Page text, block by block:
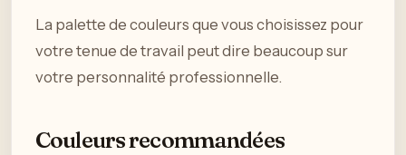
La palette de couleurs que vous choisissez pour
votre tenue de travail peut dire beaucoup sur
votre personnalité professionnelle.
Couleurs recommandées